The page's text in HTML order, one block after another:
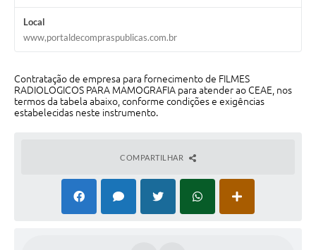
Enquete
SIC
Local
www,portaldecompraspublicas.com.br
Contratação de empresa para fornecimento de FILMES
RADIOLOGICOS PARA MAMOGRAFIA para atender ao CEAE, nos
termos da tabela abaixo, conforme condições e exigências
estabelecidas neste instrumento.
COMPARTILHAR